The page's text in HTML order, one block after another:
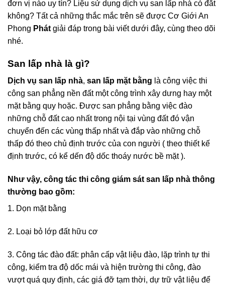
đơn vị nào uy tín? Liệu sử dụng dịch vụ san lấp nhà có đắt
không? Tất cả những thắc mắc trên sẽ được Cơ Giới An
Phong Phát giải đáp trong bài viết dưới đây, cùng theo dõi
nhé.
San lấp nhà là gì?
Dịch vụ san lấp nhà, san lấp mặt bằng là công việc thi
công san phẳng nền đất một công trình xây dưng hay một
mặt bằng quy hoặc. Được san phẳng bằng việc đào
những chỗ đất cao nhất trong nội tại vùng đất đó vận
chuyển đến các vùng thấp nhất và đắp vào những chỗ
thấp đó theo chủ định trước của con người ( theo thiết kế
định trước, có kể dến độ dốc thoáy nước bề mặt ).
Như vậy, công tác thi công giám sát san lấp nhà thông
thường bao gồm:
1. Dọn mặt bằng
2. Loại bỏ lớp đất hữu cơ
3. Công tác đào đất: phân cấp vật liệu đào, lặp trình tự thi
công, kiểm tra độ dốc mái và hiện trường thi công, đào
vượt quá quy định, các giá đỡ tạm thời, dự trữ vật liệu để